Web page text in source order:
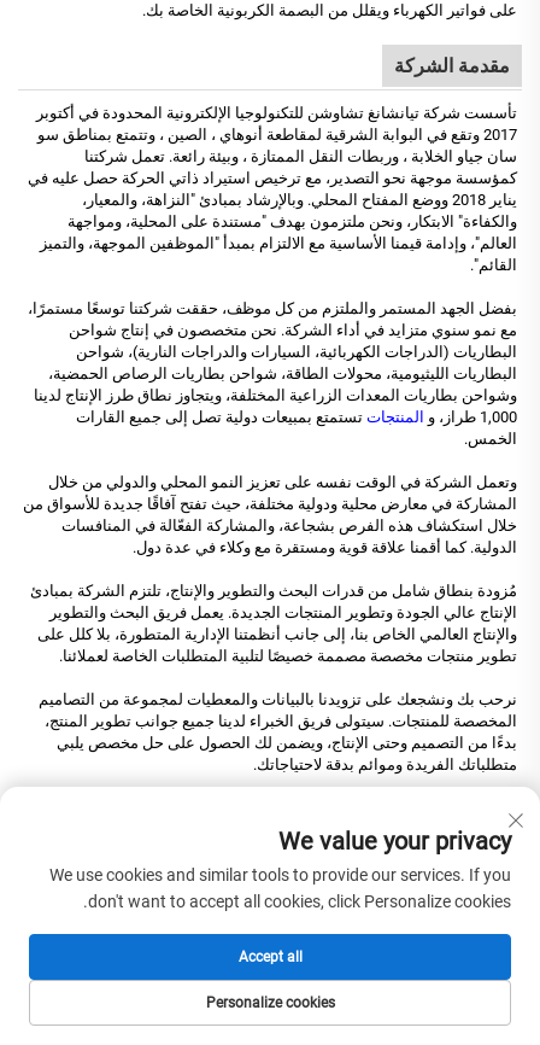
على فواتير الكهرباء ويقلل من البصمة الكربونية الخاصة بك.
مقدمة الشركة
تأسست شركة تيانشانغ تشاوشن للتكنولوجيا الإلكترونية المحدودة في أكتوبر
2017 وتقع في البوابة الشرقية لمقاطعة أنوهاي ، الصين ، وتتمتع بمناطق سو
سان جياو الخلابة ، وربطات النقل الممتازة ، وبيئة رائعة. تعمل شركتنا
كمؤسسة موجهة نحو التصدير، مع ترخيص استيراد ذاتي الحركة حصل عليه في
يناير 2018 ووضع المفتاح المحلي. وبالإرشاد بمبادئ "النزاهة، والمعيار،
والكفاءة" الابتكار، ونحن ملتزمون بهدف "مستندة على المحلية، ومواجهة
العالم"، وإدامة قيمنا الأساسية مع الالتزام بمبدأ "الموظفين الموجهة، والتميز
القائم".
بفضل الجهد المستمر والملتزم من كل موظف، حققت شركتنا توسعًا مستمرًا،
مع نمو سنوي متزايد في أداء الشركة. نحن متخصصون في إنتاج شواحن
البطاريات (الدراجات الكهربائية، السيارات والدراجات النارية)، شواحن
البطاريات الليثيومية، محولات الطاقة، شواحن بطاريات الرصاص الحمضية،
وشواحن بطاريات المعدات الزراعية المختلفة، ويتجاوز نطاق طرز الإنتاج لدينا
1,000 طراز، و
المنتجات تستمتع بمبيعات دولية تصل إلى جميع القارات
الخمس.
وتعمل الشركة في الوقت نفسه على تعزيز النمو المحلي والدولي من خلال
المشاركة في معارض محلية ودولية مختلفة، حيث تفتح آفاقًا جديدة للأسواق من
خلال استكشاف هذه الفرص بشجاعة، والمشاركة الفعّالة في المنافسات
الدولية. كما أقمنا علاقة قوية ومستقرة مع وكلاء في عدة دول.
مُزودة بنطاق شامل من قدرات البحث والتطوير والإنتاج، تلتزم الشركة بمبادئ
الإنتاج عالي الجودة وتطوير المنتجات الجديدة. يعمل فريق البحث والتطوير
والإنتاج العالمي الخاص بنا، إلى جانب أنظمتنا الإدارية المتطورة، بلا كلل على
تطوير منتجات مخصصة مصممة خصيصًا لتلبية المتطلبات الخاصة لعملائنا.
نرحب بك ونشجعك على تزويدنا بالبيانات والمعطيات لمجموعة من التصاميم
المخصصة للمنتجات. سيتولى فريق الخبراء لدينا جميع جوانب تطوير المنتج،
بدءًا من التصميم وحتى الإنتاج، ويضمن لك الحصول على حل مخصص يلبي
متطلباتك الفريدة وموائم بدقة لاحتياجاتك.
الأسئلة الشائعة
1. من نحن؟
آسيا (50.00٪). ويبلغ إجمالي عدد الموظفين في مكتبنا حوالي 101-200 شخص.
دوماً يتم أخذ عينة قبل الإنتاج الكمي؛
دوماً يتم الفحص النهائي قبل الشحن؛
We value your privacy
We use cookies and similar tools to provide our services. If you
don't want to accept all cookies, click Personalize cookies.
Personalize cookies
Accept all